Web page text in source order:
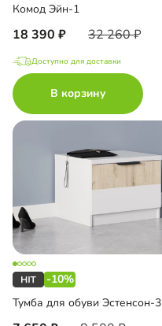
Комод Эйн-1
18 390 32 260
Доступно для доставки
В корзину
-10%
Тумба для обуви Эстенсон-3